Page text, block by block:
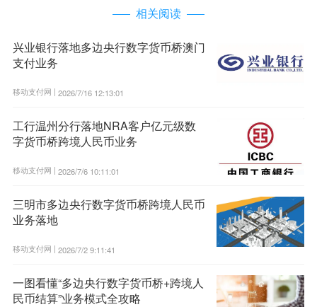
相关阅读
兴业银行落地多边央行数字货币桥澳门
支付业务
移动支付网 | 2026/7/16 12:13:01
工行温州分行落地NRA客户亿元级数
字货币桥跨境人民币业务
移动支付网 | 2026/7/6 10:11:01
三明市多边央行数字货币桥跨境人民币
业务落地
移动支付网 | 2026/7/2 9:11:41
一图看懂“多边央行数字货币桥+跨境人
民币结算”业务模式全攻略